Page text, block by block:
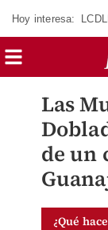
Hoy interesa:
Las
de un
¿Qué